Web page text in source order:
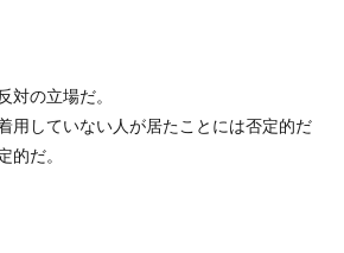
対の立場だ。
用していない人が居たことには否定的だ
的だ。